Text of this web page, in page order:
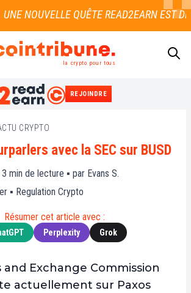
la crypto pour tous
REJOINDRE
CRYPTO
avec la SEC sur BUSD
3 min de lecture ▪ par Evans S.
▪ Regulation Crypto
Résumer cet article avec :
Perplexity Grok
and Exchange Commission
actuellement sur Paxos